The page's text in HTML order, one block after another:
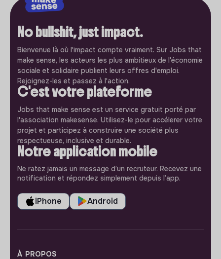
No bullshit, just impact.
Bienvenue là où l'impact compte vraiment. Sur Jobs that
make sense, les acteurs les plus ambitieux de l'économie
sociale et solidaire publient leurs offres d'emploi.
Rejoignez-les et passez à l'action.
C'est votre plateforme
Jobs that make sense est un service gratuit porté par
l'association makesense. Utilisez-le pour accélerer votre
projet et participez à construire une société plus
respectueuse, inclusive et durable.
Notre application mobile
Ne ratez jamais un message d’un recruteur. Recevez une
notification et répondez simplement depuis l’app.
iPhone Android
À PROPOS